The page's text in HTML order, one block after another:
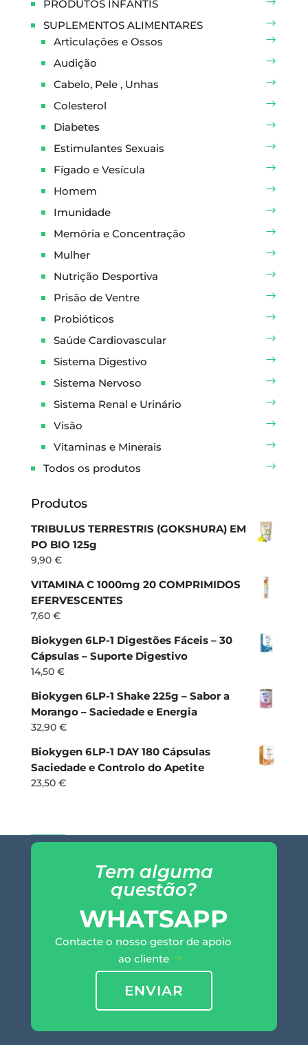
PRODUTOS INFANTIS
SUPLEMENTOS ALIMENTARES
Articulações e Ossos
Audição
Cabelo, Pele , Unhas
Colesterol
Diabetes
Estimulantes Sexuais
Fígado e Vesícula
Homem
Imunidade
Memória e Concentração
Mulher
Nutrição Desportiva
Prisão de Ventre
Probióticos
Saúde Cardiovascular
Sistema Digestivo
Sistema Nervoso
Sistema Renal e Urinário
Visão
Vitaminas e Minerais
Todos os produtos
Produtos
TRIBULUS TERRESTRIS (GOKSHURA) EM
PO BIO 125g
9,90 €
VITAMINA C 1000mg 20 COMPRIMIDOS
EFERVESCENTES
7,60 €
Biokygen 6LP-1 Digestões Fáceis – 30
Cápsulas – Suporte Digestivo
14,50 €
Biokygen 6LP-1 Shake 225g – Sabor a
Morango – Saciedade e Energia
32,90 €
Biokygen 6LP-1 DAY 180 Cápsulas
Saciedade e Controlo do Apetite
23,50 €
Tem alguma
questão?
WHATSAPP
Contacte o nosso gestor de apoio
ao cliente
ENVIAR